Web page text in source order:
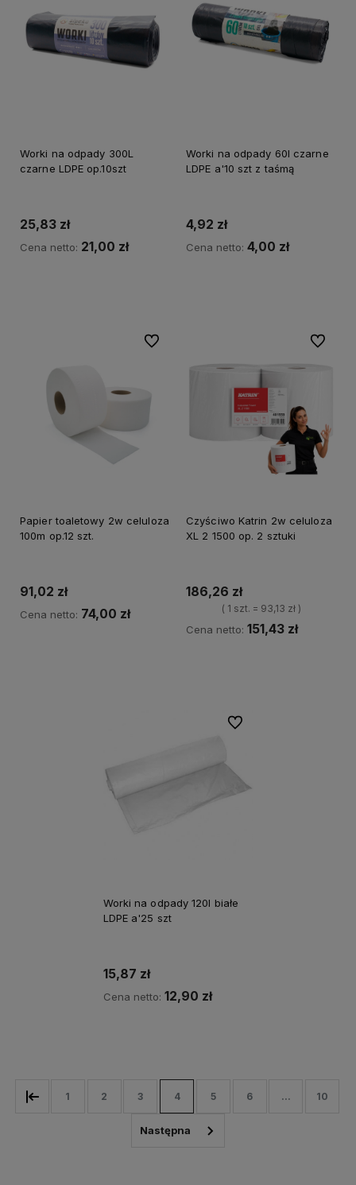
Worki na odpady 300L
czarne LDPE op.10szt
25,83 zł
Cena netto: 21,00 zł
Worki na odpady 60l czarne
LDPE a'10 szt z taśmą
4,92 zł
Cena netto: 4,00 zł
Papier toaletowy 2w celuloza
100m op.12 szt.
91,02 zł
Cena netto: 74,00 zł
Do ulubionych
Czyściwo Katrin 2w celuloza
XL 2 1500 op. 2 sztuki
186,26 zł
( 1 szt. = 93,13 zł )
Cena netto: 151,43 zł
Do
Worki na odpady 120l białe
LDPE a'25 szt
15,87 zł
Cena netto: 12,90 zł
Do ulubionych
1 2 3 4 5 6 ... 10